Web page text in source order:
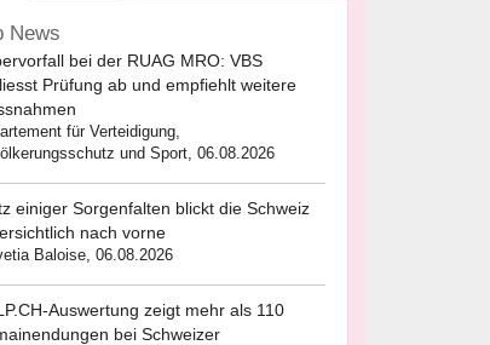
News
bei der RUAG MRO: VBS
Prüfung ab und empfiehlt weitere
für Verteidigung,
und Sport, 06.08.2026
einiger Sorgenfalten blickt die Schweiz
nach vorne
Baloise, 06.08.2026
Auswertung zeigt mehr als 110
bei Schweizer